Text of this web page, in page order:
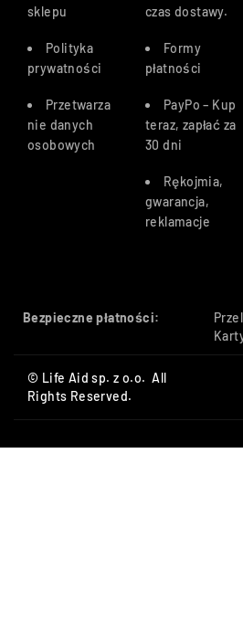
sklepu
Polityka
prywatności
Przetwarza
nie danych
osobowych
czas dostawy.
Formy
płatności
PayPo – Kup
teraz, zapłać za
30 dni
Rękojmia,
gwarancja,
reklamacje
Bezpieczne płatności:
© Life Aid sp. z o.o. All
Rights Reserved.